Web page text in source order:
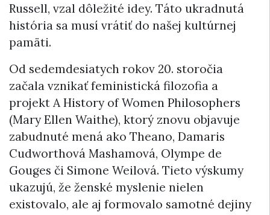
Russell, vzal dôležité idey. Táto ukradnutá
história sa musí vrátiť do našej kultúrnej
pamäti.
Od sedemdesiatych rokov 20. storočia
začala vznikať feministická filozofia a
projekt A History of Women Philosophers
(Mary Ellen Waithe), ktorý znovu objavuje
zabudnuté mená ako Theano, Damaris
Cudworthová Mashamová, Olympe de
Gouges či Simone Weilová. Tieto výskumy
ukazujú, že ženské myslenie nielen
existovalo, ale aj formovalo samotné dejiny